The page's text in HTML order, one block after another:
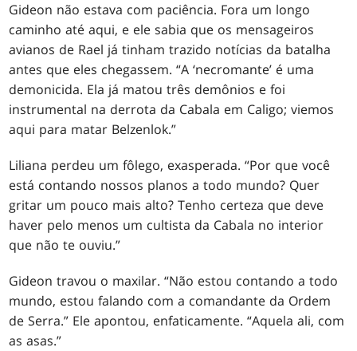
Gideon não estava com paciência. Fora um longo
caminho até aqui, e ele sabia que os mensageiros
avianos de Rael já tinham trazido notícias da batalha
antes que eles chegassem. “A ‘necromante’ é uma
demonicida. Ela já matou três demônios e foi
instrumental na derrota da Cabala em Caligo; viemos
aqui para matar Belzenlok.”
Liliana perdeu um fôlego, exasperada. “Por que você
está contando nossos planos a todo mundo? Quer
gritar um pouco mais alto? Tenho certeza que deve
haver pelo menos um cultista da Cabala no interior
que não te ouviu.”
Gideon travou o maxilar. “Não estou contando a todo
mundo, estou falando com a comandante da Ordem
de Serra.” Ele apontou, enfaticamente. “Aquela ali, com
as asas.”